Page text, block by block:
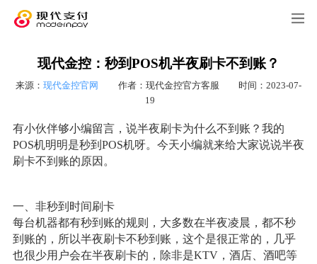
现代金控：秒到POS机半夜刷卡不到账？
来源： 现代金控官网 作者：现代金控官方客服
时间：2023-07-
19
有小伙伴够小编留言，说半夜刷卡为什么不到账？我的
POS机明明是秒到POS机呀。今天小编就来给大家说说半夜
刷卡不到账的原因。
一、非秒到时间刷卡
每台机器都有秒到账的规则，大多数在半夜凌晨，都不秒
到账的，所以半夜刷卡不秒到账，这个是很正常的，几乎
也很少用户会在半夜刷卡的，除非是KTV，酒店、酒吧等